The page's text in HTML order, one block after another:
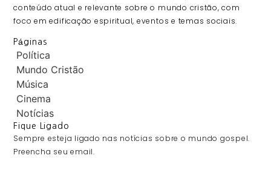
conteúdo atual e relevante sobre o mundo cristão, com
foco em edificação espiritual, eventos e temas sociais.
Páginas
Política
Mundo Cristão
Música
Cinema
Notícias
Fique Ligado
Sempre esteja ligado nas notícias sobre o mundo gospel.
Preencha seu email.